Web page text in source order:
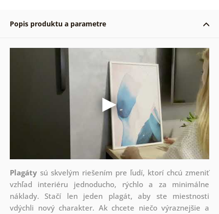
Popis produktu a parametre
Plagátysú skvelým riešením pre ľudí, ktorí chcú zmeniť
vzhľad interiéru jednoducho, rýchlo a za minimálne
náklady. Stačí len jeden plagát, aby ste miestnosti
vdýchli nový charakter. Ak chcete niečo výraznejšie a